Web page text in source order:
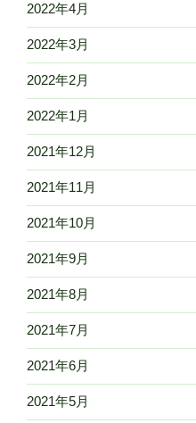
2022年4月
2022年3月
2022年2月
2022年1月
2021年12月
2021年11月
2021年10月
2021年9月
2021年8月
2021年7月
2021年6月
2021年5月